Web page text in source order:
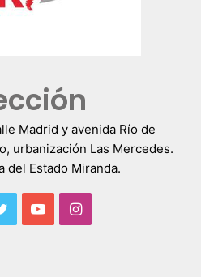
Madrid y avenida Río de
urbanización Las Mercedes.
del Estado Miranda.
TwitterYouTubeInstagram